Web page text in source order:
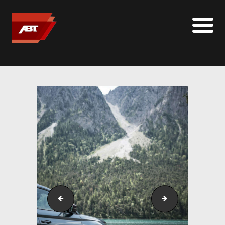
ABT SPORTSLINE FRANCE
MARQUES
LE SUR-MESURE
ABT
CONTACT
SKODA_Kodiaq_RS_GR20_mattblack-12